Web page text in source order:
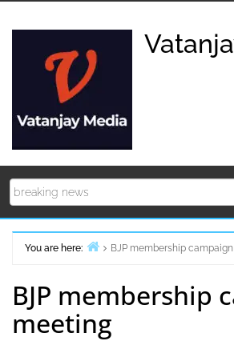
You are here:
BJP membership
BJP membership
meeting